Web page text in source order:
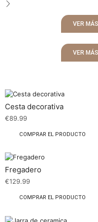
VER
VER
Cesta decorativa
€89.99
COMPRAR EL PRODUCTO
Fregadero
€129.99
COMPRAR EL PRODUCTO